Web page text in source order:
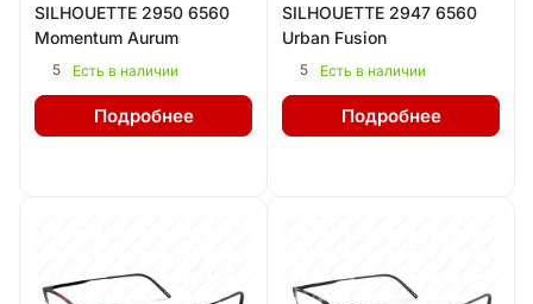
SILHOUETTE 2950 6560
Momentum Aurum
5 Есть в наличии
Подробнее
SILHOUETTE 2947 6560
Urban Fusion
5 Есть в наличии
Подробнее